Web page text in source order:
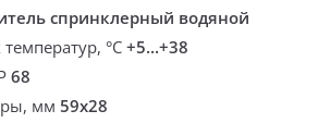
спринклерный водяной
°С +5...+38
68
мм 59х28